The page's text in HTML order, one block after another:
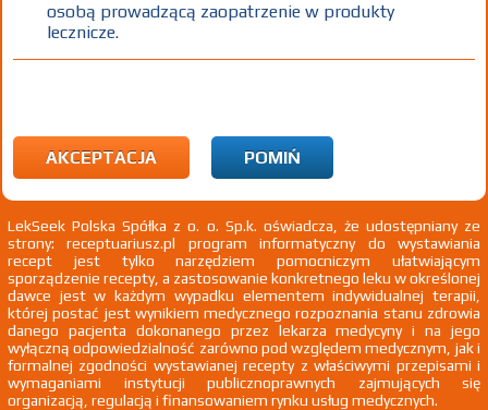
krem 1 mg/g 1 tuba 15 g Na skórę
100%
Wszystkie dawki leku ATC
osobą prowadzącą zaopatrzenie w produkty
lecznicze.
AKCEPTACJA POMIŃ
LekSeek Polska Spółka z o. o. Sp.k. oświadcza, że udostępniany ze
strony: receptuariusz.pl program informatyczny do wystawiania
recept jest tylko narzędziem pomocniczym ułatwiającym
sporządzenie recepty, a zastosowanie konkretnego leku w określonej
dawce jest w każdym wypadku elementem indywidualnej terapii,
której postać jest wynikiem medycznego rozpoznania stanu zdrowia
danego pacjenta dokonanego przez lekarza medycyny i na jego
wyłączną odpowiedzialność zarówno pod względem medycznym, jak i
formalnej zgodności wystawianej recepty z właściwymi przepisami i
wymaganiami instytucji publicznoprawnych zajmujących się
organizacją, regulacją i finansowaniem rynku usług medycznych.